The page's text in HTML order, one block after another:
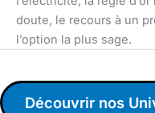
doute, le recours à un
l’option la plus sage.
Découvrir nos